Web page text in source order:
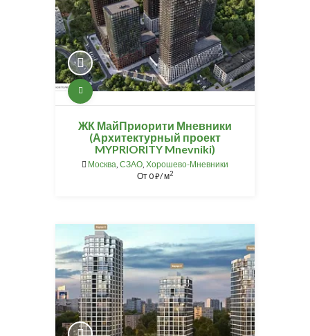
ЖК МайПриорити Мневники
(Архитектурный проект
MYPRIORITY Mnevniki)
Москва СЗАО Хорошево-Мневники
От0⃏/ м2